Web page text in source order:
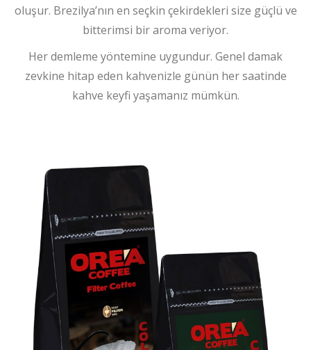
oluşur. Brezilya’nın en seçkin çekirdekleri size güçlü ve
bitterimsi bir aroma veriyor.
Her demleme yöntemine uygundur. Genel damak
zevkine hitap eden kahvenizle günün her saatinde
kahve keyfi yaşamanız mümkün.